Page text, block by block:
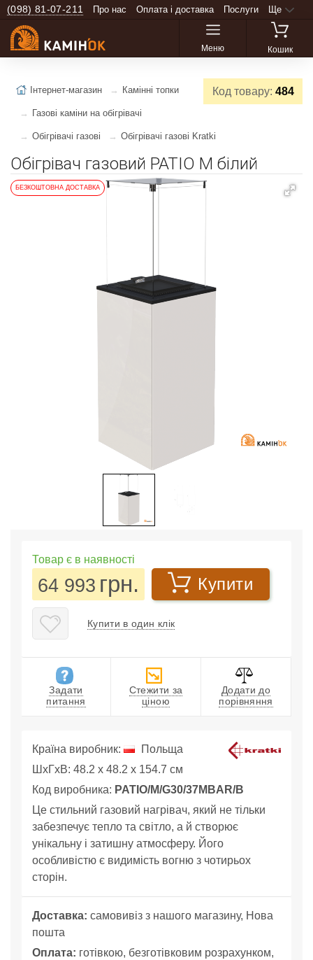
(098) 81-07-211 Про нас Оплата і доставка Послуги Ще
Меню Кошик
Код товару: 484
Інтернет-магазин Камінні топки
Газові каміни на обігрівачі
Обігрівачі газові Обігрівачі газові Kratki
Обігрівач газовий PATIO M білий
БЕЗКОШТОВНА ДОСТАВКА
Товар є в наявності
64 993 грн. Купити
Купити в один клік
Задати
питання
Стежити за
ціною
Додати до
порівняння
Країна виробник:
Польща
ШхГхВ: 48.2 x 48.2 x 154.7 см
Код виробника: PATIO/M/G30/37MBAR/B
Це стильний газовий нагрівач, який не тільки
забезпечує тепло та світло, а й створює
унікальну і затишну атмосферу. Його
особливістю є видимість вогню з чотирьох
сторін.
Доставка: самовивіз з нашого магазину, Нова
пошта
Оплата: готівкою, безготівковим розрахунком,